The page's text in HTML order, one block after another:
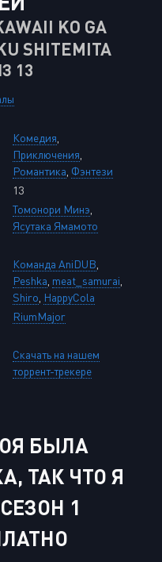
KO GA
SHITEMITA
13
Комедия
Приключения
Романтика Фэнтези
13
Томонори Минэ
Ясутака Ямамото
Команда AniDUB
Peshka meat_samurai
Shiro HappyCola
RiumMajor
Скачать на нашем
торрент-трекере
БЫЛА
ТАК ЧТО Я
1